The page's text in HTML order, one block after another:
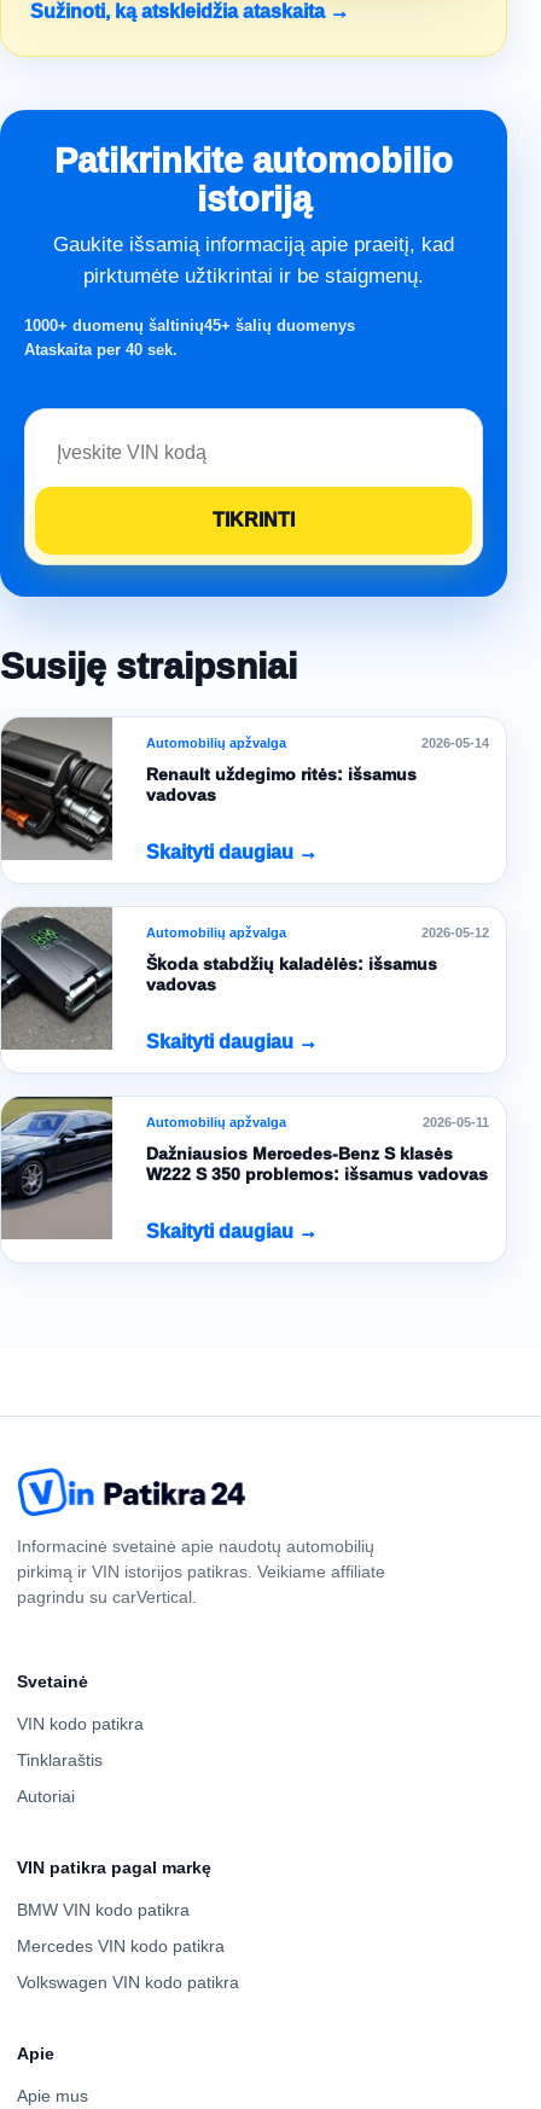
Sužinoti, ką atskleidžia ataskaita →
Patikrinkite automobilio
istoriją
Gaukite išsamią informaciją apie praeitį, kad
pirktumėte užtikrintai ir be staigmenų.
1000+ duomenų šaltinių45+ šalių duomenys
Ataskaita per 40 sek.
Susiję straipsniai
Automobilių apžvalga 2026-05-14
Renault uždegimo ritės: išsamus
vadovas
Skaityti daugiau →
Automobilių apžvalga 2026-05-12
Škoda stabdžių kaladėlės: išsamus
vadovas
Skaityti daugiau →
Automobilių apžvalga 2026-05-11
Dažniausios Mercedes-Benz S klasės
W222 S 350 problemos: išsamus vadovas
Skaityti daugiau →
Informacinė svetainė apie naudotų automobilių
pirkimą ir VIN istorijos patikras. Veikiame affiliate
pagrindu su carVertical.
Svetainė
VIN kodo patikra
Tinklaraštis
Autoriai
VIN patikra pagal markę
BMW VIN kodo patikra
Mercedes VIN kodo patikra
Volkswagen VIN kodo patikra
Apie
Apie mus